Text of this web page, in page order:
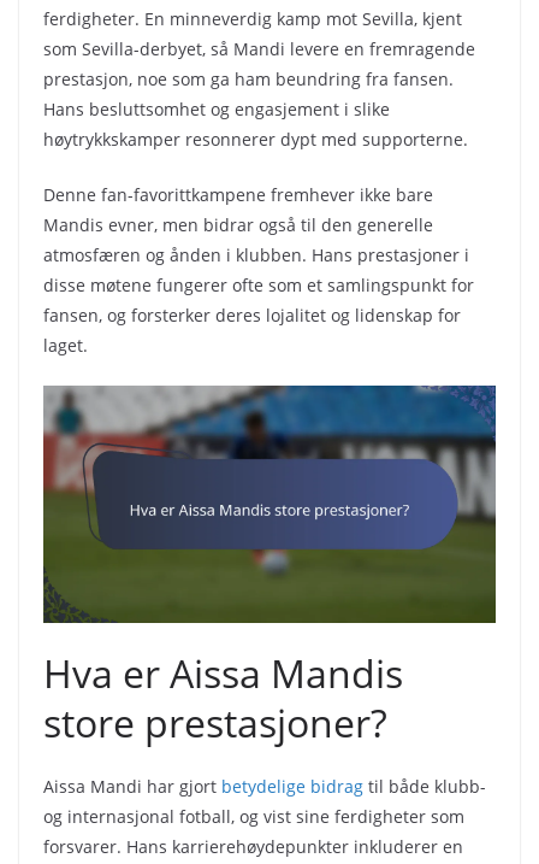
ferdigheter. En minneverdig kamp mot Sevilla, kjent
som Sevilla-derbyet, så Mandi levere en fremragende
prestasjon, noe som ga ham beundring fra fansen.
Hans besluttsomhet og engasjement i slike
høytrykkskamper resonnerer dypt med supporterne.
Denne fan-favorittkampene fremhever ikke bare
Mandis evner, men bidrar også til den generelle
atmosfæren og ånden i klubben. Hans prestasjoner i
disse møtene fungerer ofte som et samlingspunkt for
fansen, og forsterker deres lojalitet og lidenskap for
laget.
Hva er Aissa Mandis
store prestasjoner?
Aissa Mandi har gjort betydelige bidrag til både klubb-
og internasjonal fotball, og vist sine ferdigheter som
forsvarer. Hans karrierehøydepunkter inkluderer en